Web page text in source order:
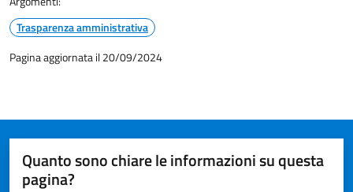
Trasparenza amministrativa
Pagina aggiornata il 20/09/2024
Quanto sono chiare le informazioni su questa
pagina?